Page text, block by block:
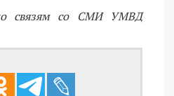
связям со СМИ УМВД